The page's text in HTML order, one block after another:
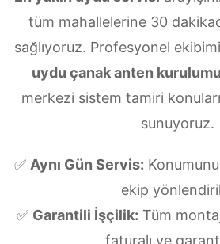
tüm mahallelerine 30
sağlıyoruz. Profesyonel
uydu çanak anten kurulumu
merkezi sistem tamiri
sunuyoruz.
✅ Aynı Gün Servis:
ekip
✅ Garantili İşçilik: Tüm
faturalı ve